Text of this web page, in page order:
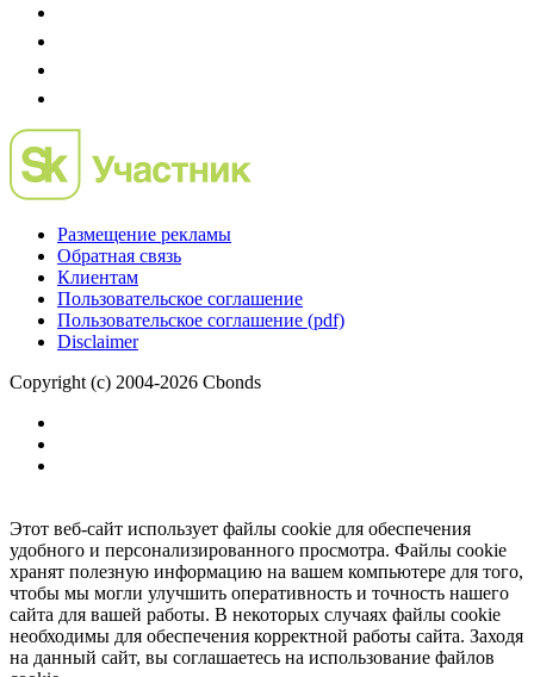
Размещение рекламы
Обратная связь
Пользовательское соглашение
Copyright (c) 2004-2026 Cbonds
Этот веб-сайт использует файлы cookie для обеспечения
удобного и персонализированного просмотра. Файлы cookie
хранят полезную информацию на вашем компьютере для того,